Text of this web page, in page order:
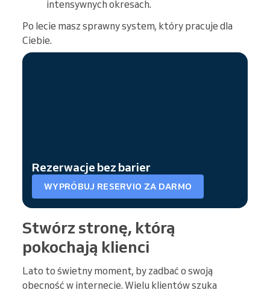
intensywnych okresach.
Po lecie masz sprawny system, który pracuje dla
Ciebie.
Rezerwacje bez barier
WYPRÓBUJ RESERVIO ZA DARMO
Stwórz stronę, którą
pokochają klienci
Lato to świetny moment, by zadbać o swoją
obecność w internecie. Wielu klientów szuka